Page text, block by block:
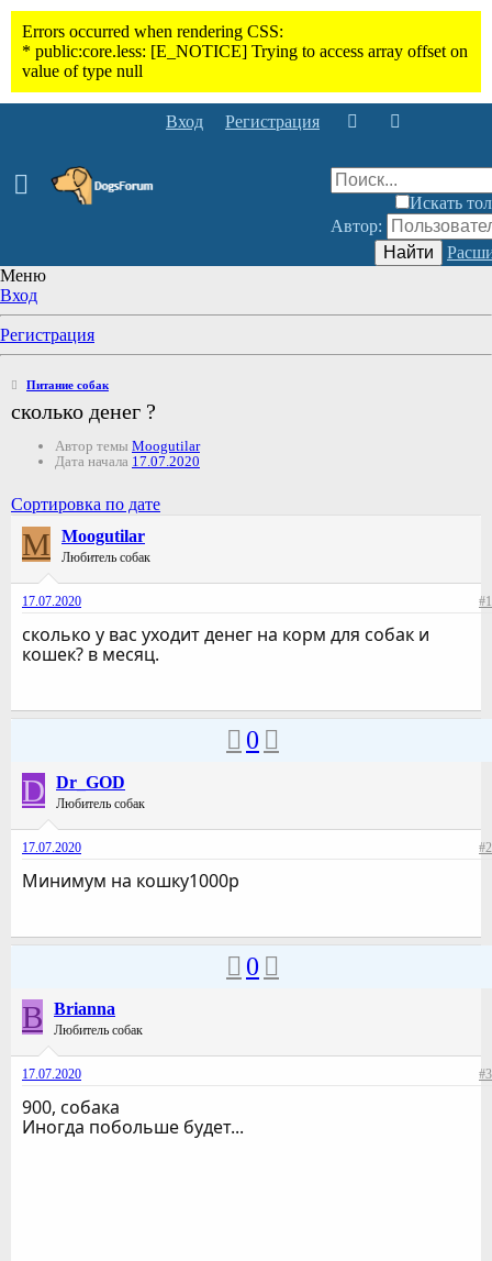
Вход Регистрация
Искать
Автор:
Найти
Меню
Вход
Регистрация
Питание собак
сколько денег ?
Автор темы Moogutilar
Дата начала 17.07.2020
Сортировка по дате
M Moogutilar
Любитель собак
17.07.2020 #1
сколько у вас уходит денег на корм для собак и
кошек? в месяц.
0
D Dr_GOD
Любитель собак
17.07.2020 #2
Минимум на кошку1000р
0
B Brianna
Любитель собак
17.07.2020 #3
900, собака
Иногда побольше будет...